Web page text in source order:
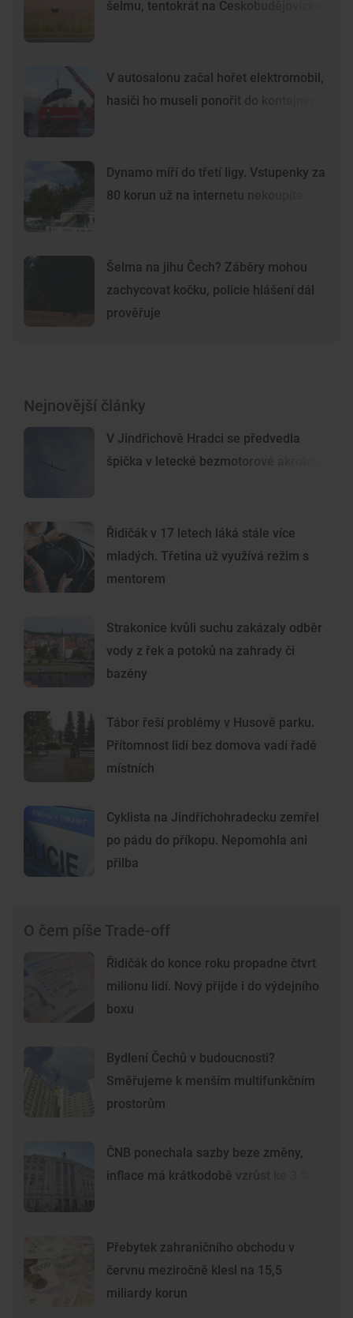
šelmu, tentokrát na Českobudějovicku
V autosalonu začal hořet elektromobil,
hasiči ho museli ponořit do kontejneru
Dynamo míří do třetí ligy. Vstupenky za
80 korun už na internetu nekoupíte
Šelma na jihu Čech? Záběry mohou
zachycovat kočku, policie hlášení dál
prověřuje
Nejnovější články
V Jindřichově Hradci se předvedla
špička v letecké bezmotorové akrobacii
Řidičák v 17 letech láká stále více
mladých. Třetina už využívá režim s
mentorem
Strakonice kvůli suchu zakázaly odběr
vody z řek a potoků na zahrady či
bazény
Tábor řeší problémy v Husově parku.
Přítomnost lidí bez domova vadí řadě
místních
Cyklista na Jindřichohradecku zemřel
po pádu do příkopu. Nepomohla ani
přilba
O čem píše Trade-off
Řidičák do konce roku propadne čtvrt
milionu lidí. Nový přijde i do výdejního
boxu
Bydlení Čechů v budoucnosti?
Směřujeme k menším multifunkčním
prostorům
ČNB ponechala sazby beze změny,
inflace má krátkodobě vzrůst ke 3 %
Přebytek zahraničního obchodu v
červnu meziročně klesl na 15,5
miliardy korun